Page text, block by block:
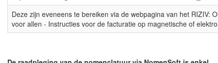
Deze zijn eveneens te bereiken via de webpagina van het RIZIV:
voor allen - Instructies voor de facturatie op magnetische of